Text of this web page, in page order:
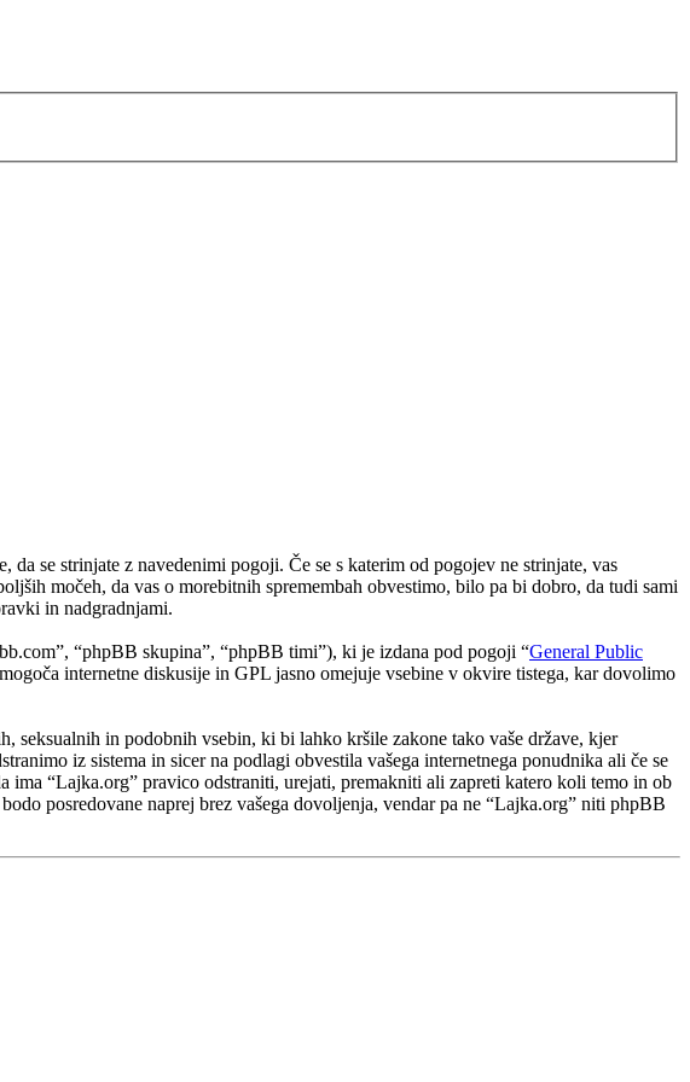
se strinjate z navedenimi pogoji. Če se s katerim od pogojev ne strinjate, vas
močeh, da vas o morebitnih spremembah obvestimo, bilo pa bi dobro, da tudi sami
in nadgradnjami.
“phpBB skupina”, “phpBB timi”), ki je izdana pod pogoji “General Public
internetne diskusije in GPL jasno omejuje vsebine v okvire tistega, kar dovolimo
in podobnih vsebin, ki bi lahko kršile zakone tako vaše države, kjer
iz sistema in sicer na podlagi obvestila vašega internetnega ponudnika ali če se
ima “Lajka.org” pravico odstraniti, urejati, premakniti ali zapreti katero koli temo in ob
posredovane naprej brez vašega dovoljenja, vendar pa ne “Lajka.org” niti phpBB